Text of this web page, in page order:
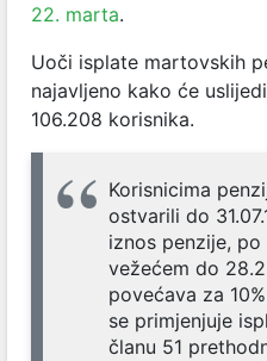
22. marta.
Uoči isplate martovskih
najavljeno kako će
106.208 korisnika.
Korisnicima
ostvarili do
iznos penzije, po
vežećem do
povećava za
se primjenjuje
članu 51